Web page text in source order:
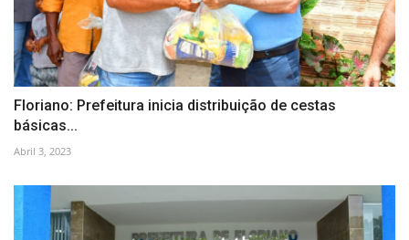
Floriano: Prefeitura inicia distribuição de cestas
básicas...
Abril 3, 2023